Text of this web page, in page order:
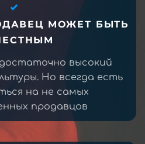
МОЖЕТ БЫТЬ
высокий
Но всегда есть
на не самых
продавцов